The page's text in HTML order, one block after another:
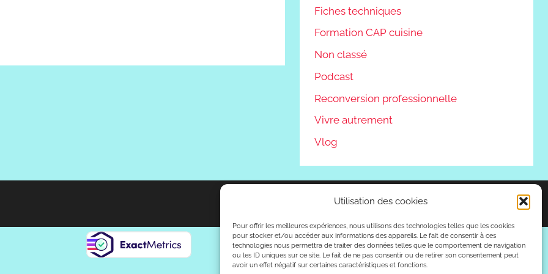
Utilisation des cookies
Pour offrir les meilleures expériences, nous utilisons des technologies telles que les cookies
pour stocker et/ou accéder aux informations des appareils. Le fait de consentir à ces
technologies nous permettra de traiter des données telles que le comportement de navigation
ou les ID uniques sur ce site. Le fait de ne pas consentir ou de retirer son consentement peut
avoir un effet négatif sur certaines caractéristiques et fonctions.
Fiches techniques
Formation CAP cuisine
Non classé
Podcast
Reconversion professionnelle
Vivre autrement
Vlog